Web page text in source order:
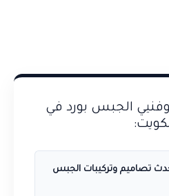
الجبس بورد في
تصاميم وتركيبات الجبس